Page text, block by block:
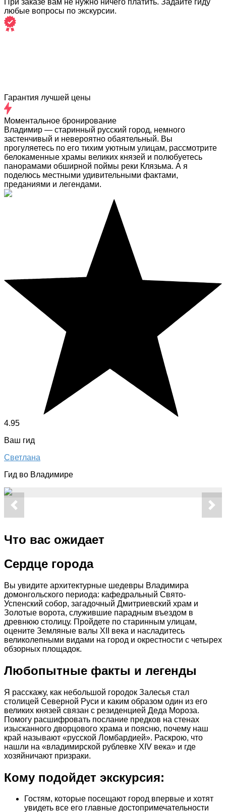
При заказе вам не нужно ничего платить. Задайте гиду
любые вопросы по экскурсии.
Гарантия лучшей цены
Моментальное бронирование
Владимир — старинный русский город, немного
застенчивый и невероятно обаятельный. Вы
прогуляетесь по его тихим уютным улицам, рассмотрите
белокаменные храмы великих князей и полюбуетесь
панорамами обширной поймы реки Клязьма. А я
поделюсь местными удивительными фактами,
преданиями и легендами.
4.95
Ваш гид
Светлана
Гид во Владимире
Что вас ожидает
Сердце города
Вы увидите архитектурные шедевры Владимира
домонгольского периода: кафедральный Свято-
Успенский собор, загадочный Дмитриевский храм и
Золотые ворота, служившие парадным въездом в
древнюю столицу. Пройдете по старинным улицам,
оцените Земляные валы XII века и насладитесь
великолепными видами на город и окрестности с четырех
обзорных площадок.
Любопытные факты и легенды
Я расскажу, как небольшой городок Залесья стал
столицей Северной Руси и каким образом один из его
великих князей связан с резиденцией Деда Мороза.
Помогу расшифровать послание предков на стенах
изысканного дворцового храма и поясню, почему наш
край называют «русской Ломбардией». Раскрою, что
нашли на «владимирской рублевке ХIV века» и где
хозяйничают призраки.
Кому подойдет экскурсия:
Гостям, которые посещают город впервые и хотят
увидеть все его главные достопримечательности